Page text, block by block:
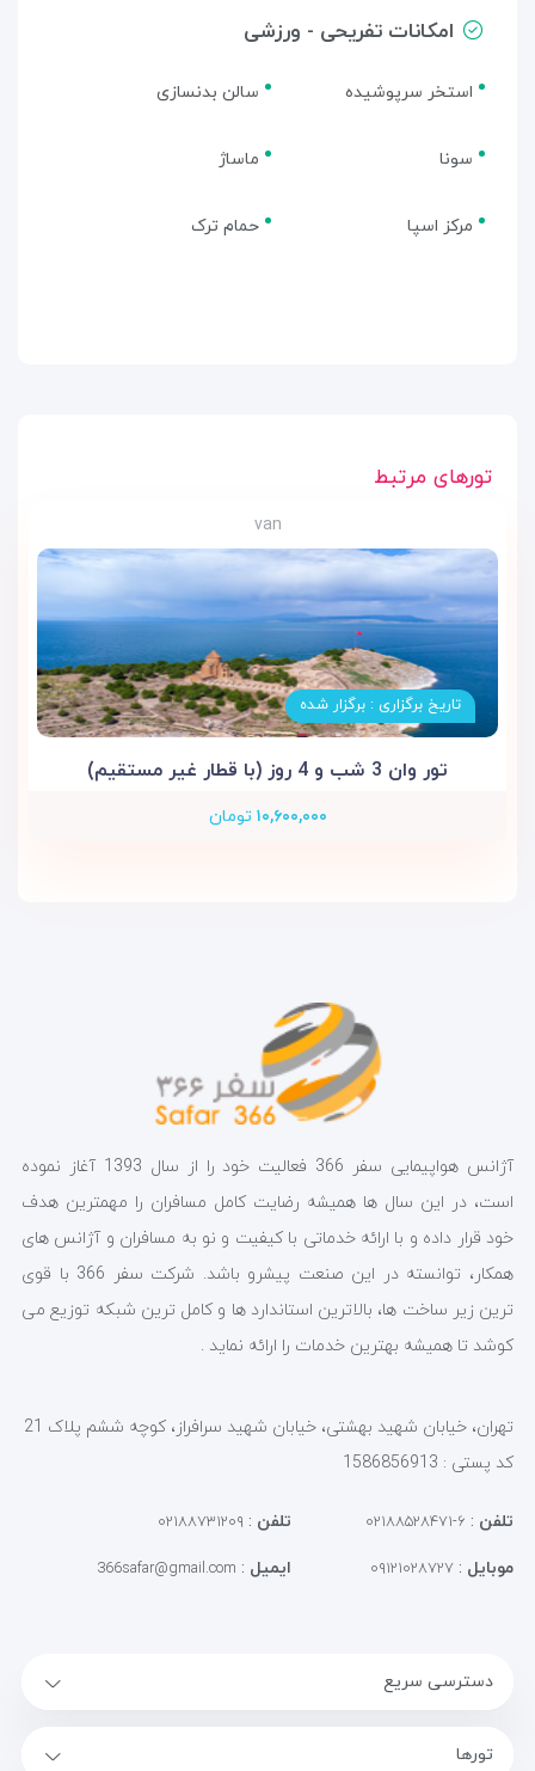
امکانات تفریحی - ورزشی
استخر سرپوشیده سالن بدنسازی
سونا ماساژ
مرکز اسپا حمام ترک
تورهای مرتبط
van
تاریخ برگزاری : برگزار شده
تور وان 3 شب و 4 روز (با قطار غیر مستقیم)
۱۰,۶۰۰,۰۰۰ تومان
آژانس هواپیمایی سفر 366 فعالیت خود را از سال 1393 آغاز نموده
است، در این سال ها همیشه رضایت کامل مسافران را مهمترین هدف
خود قرار داده و با ارائه خدماتی با کیفیت و نو به مسافران و آژانس های
همکار، توانسته در این صنعت پیشرو باشد. شرکت سفر 366 با قوی
ترین زیر ساخت ها، بالاترین استاندارد ها و کامل ترین شبکه توزیع می
کوشد تا همیشه بهترین خدمات را ارائه نماید .
تهران، خیابان شهید بهشتی، خیابان شهید سرافراز، کوچه ششم پلاک 21
کد پستی : 1586856913
تلفن : ۶-۰۲۱۸۸۵۲۸۴۷۱ تلفن : ۰۲۱۸۸۷۳۱۲۰۹
موبایل : ۰۹۱۲۱۰۲۸۷۲۷ ایمیل :
366safar@gmail.com
دسترسی سریع
تورها